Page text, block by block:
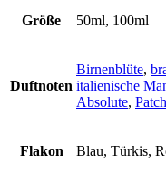
Größe 50ml, 100ml
Duftnoten
Birnenblüte,
italienische
Absolute,
Flakon Blau, Türkis,